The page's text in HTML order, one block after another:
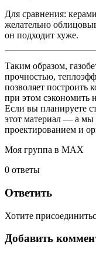
Для сравнения:
желательно
он подходит хуже.
Таким образом,
прочностью,
позволяет
при этом сэкономить
Если вы планируете
этот материал — а мы
проектированием и
Моя группа в МАХ
0 ответы
Ответить
Хотите
Добавить